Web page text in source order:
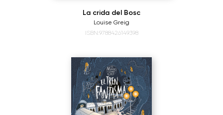
La crida del Bosc
Louise Greig
ISBN:9788426149398